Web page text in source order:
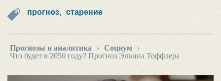
прогноз, старение
Прогнозы и аналитика › Социум
›
Что будет в 2050 году? Прогноз Элвина Тоффлера